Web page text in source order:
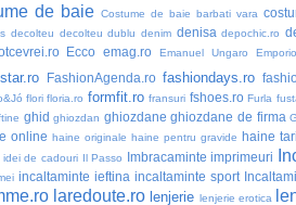
de baie Costume de baie barbati vara
decolteu decolteu dublu denim denisa depochic.ro
Ecco emag.ro Emanuel Ungaro
FashionAgenda.ro fashiondays.ro
flori floria.ro formfit.ro fransuri fshoes.ro Furla
ghid ghiozdan ghiozdane ghiozdane de firma
online haine originale haine pentru gravide haine tari
idei de cadouri Il Passo Imbracaminte imprimeuri
incaltaminte ieftina incaltaminte sport
laredoute.ro lenjerie lenjerie erotica